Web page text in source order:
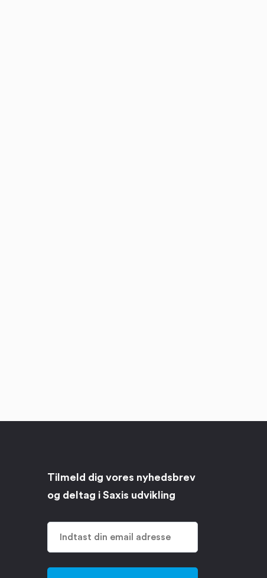
Tilmeld dig vores nyhedsbrev
og deltag i Saxis udvikling